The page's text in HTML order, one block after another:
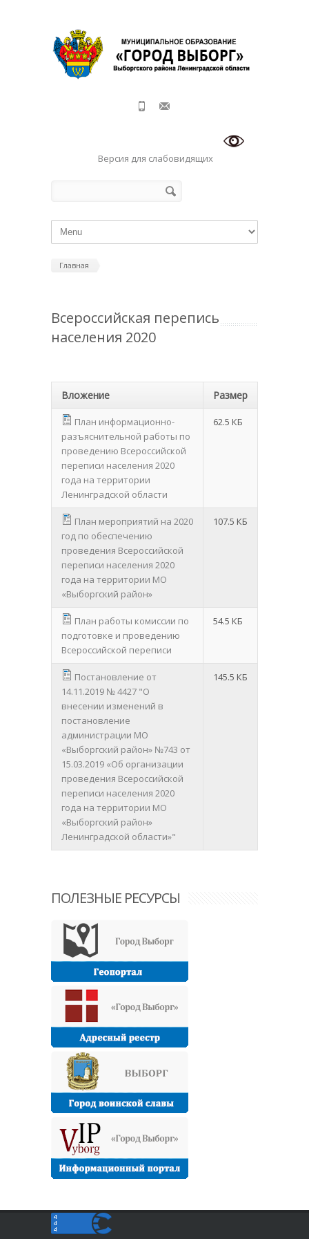
Версия для слабовидящих
Главная
Всероссийская перепись
населения 2020
Вложение Размер
План информационно-
разъяснительной работы по
проведению Всероссийской
переписи населения 2020
года на территории
Ленинградской области
62.5 КБ
План мероприятий на 2020
год по обеспечению
проведения Всероссийской
переписи населения 2020
года на территории МО
«Выборгский район»
107.5 КБ
План работы комиссии по
подготовке и проведению
Всероссийской переписи
54.5 КБ
Постановление от
14.11.2019 № 4427 "О
внесении изменений в
постановление
администрации МО
«Выборгский район» №743 от
15.03.2019 «Об организации
проведения Всероссийской
переписи населения 2020
года на территории МО
«Выборгский район»
Ленинградской области»"
145.5 КБ
ПОЛЕЗНЫЕ РЕСУРСЫ